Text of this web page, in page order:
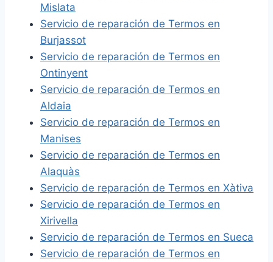
Mislata
Servicio de reparación de Termos en
Burjassot
Servicio de reparación de Termos en
Ontinyent
Servicio de reparación de Termos en
Aldaia
Servicio de reparación de Termos en
Manises
Servicio de reparación de Termos en
Alaquàs
Servicio de reparación de Termos en Xàtiva
Servicio de reparación de Termos en
Xirivella
Servicio de reparación de Termos en Sueca
Servicio de reparación de Termos en